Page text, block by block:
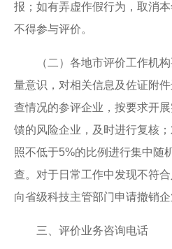
报；如有弄虚作假行为，取消
不得参与评价。
（二）各地市评价工作机构
量意识，对相关信息及佐证附
查情况的参评企业，按要求开
馈的风险企业，及时进行复核
照不低于5%的比例进行集中随
查。对于日常工作中发现不符
向省级科技主管部门申请撤销企
三、评价业务咨询电话
7
2026-07
的...
29
2026-06
18
关于广东省2020年第六批
关于广东省2020年第六批
16